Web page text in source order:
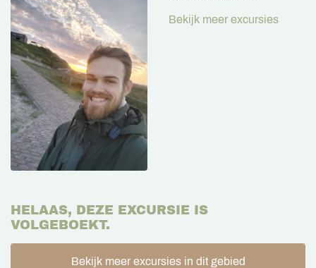
Bekijk meer excursies
HELAAS, DEZE EXCURSIE IS
VOLGEBOEKT.
Bekijk meer excursies in dit gebied